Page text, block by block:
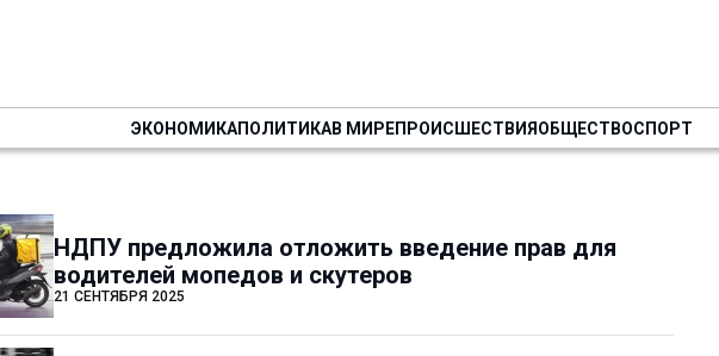
ЭКОНОМИКАПОЛИТИКАВ МИРЕПРОИСШЕСТВИЯОБЩЕСТВОСПОРТ
НДПУ предложила отложить введение прав для
водителей мопедов и скутеров
21 СЕНТЯБРЯ 2025